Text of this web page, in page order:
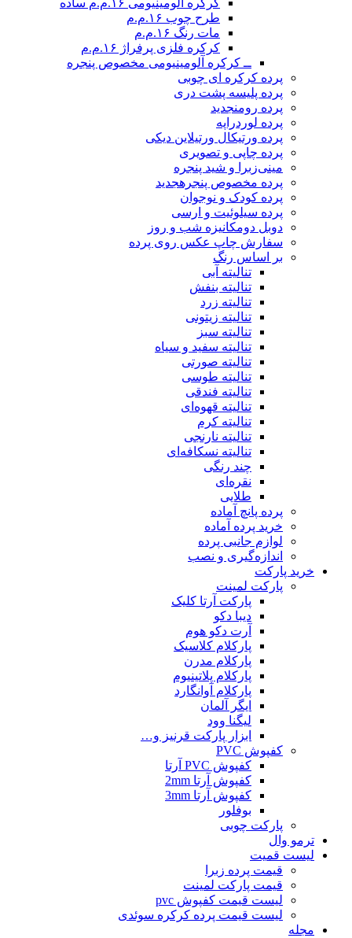
کرکره آلومینیومی ۱۶.م.م ساده
طرح چوب ۱۶.م.م
مات رنگ ۱۶.م.م
کرکره فلزی پرفراژ ۱۶.م.م
ــ کرکره آلومینیومی مخصوص پنجره
پرده کرکره ای چوبی
پرده پلیسه پشت دری
پرده رومنجدید
پرده لوردراپه
پرده ورتیکال ورتیلاین دیکی
پرده چاپی و تصویری
مینی‌زبرا و شید پنجره
پرده مخصوص پنجرهجدید
پرده کودک و نوجوان
پرده سیلوئیت و ارسی
دوبل دومکانیزه شب و روز
سفارش چاپ عکس روی پرده
بر اساس رنگ
تنالیته آبی
تنالیته بنفش
تنالیته زرد
تنالیته زیتونی
تنالیته سبز
تنالیته سفید و سیاه
تنالیته صورتی
تنالیته طوسی
تنالیته فندقی
تنالیته قهوه‌ای
تنالیته کرم
تنالیته نارنجی
تنالیته نسکافه‌ای
چند رنگی
نقره‌ای
طلایی
پرده پانچ آماده
خرید پرده آماده
لوازم جانبی پرده
اندازه‌گیری و نصب
خرید پارکت
پارکت لمینت
پارکت آرتا کلیک
دیبا دکو
آرت دکو هوم
پارکلام کلاسیک
پارکلام مدرن
پارکلام پلاتینیوم
پارکلام آوانگارد
ایگر آلمان
لیگنا وود
ابزار پارکت قرنیز و…
کفپوش PVC
کفپوش PVC آرتا
کفپوش آرتا 2mm
کفپوش آرتا 3mm
بوفلور
پارکت چوبی
ترمو وال
لیست قمیت
قیمت پرده زبرا
قیمت پارکت لمینت
لیست قیمت کفپوش pvc
لیست قیمت پرده کرکره سوئدی
مجله